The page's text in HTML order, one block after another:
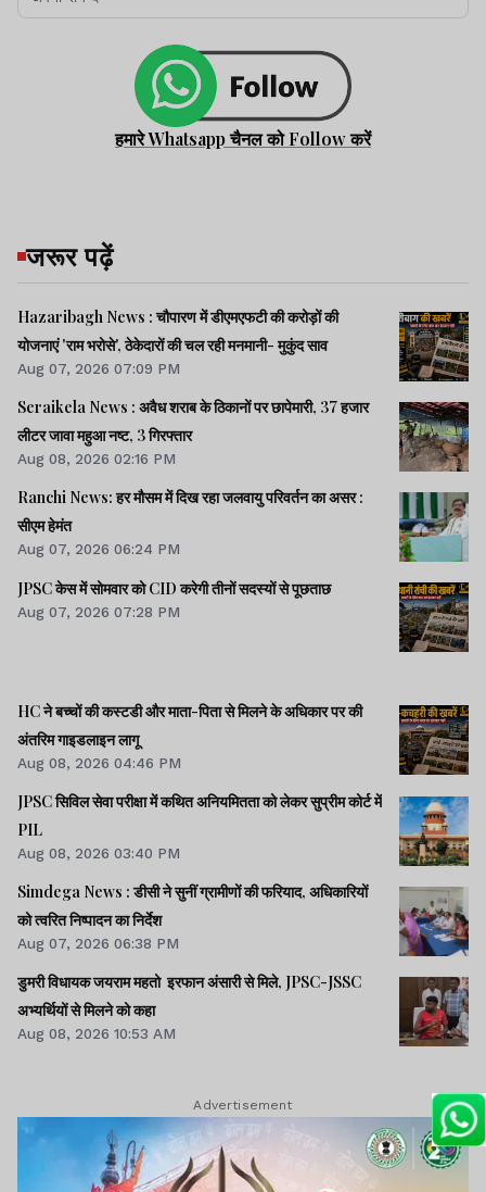
हमारे Whatsapp चैनल को Follow करें
जरूर पढ़ें
Hazaribagh News : चौपारण में डीएमएफटी की करोड़ों की
योजनाएं 'राम भरोसे', ठेकेदारों की चल रही मनमानी- मुकुंद साव
Aug 07, 2026 07:09 PM
Seraikela News : अवैध शराब के ठिकानों पर छापेमारी, 37 हजार
लीटर जावा महुआ नष्ट, 3 गिरफ्तार
Aug 08, 2026 02:16 PM
Ranchi News: हर मौसम में दिख रहा जलवायु परिवर्तन का असर :
सीएम हेमंत
Aug 07, 2026 06:24 PM
JPSC केस में सोमवार को CID करेगी तीनों सदस्यों से पूछताछ
Aug 07, 2026 07:28 PM
HC ने बच्चों की कस्टडी और माता-पिता से मिलने के अधिकार पर की
अंतरिम गाइडलाइन लागू
Aug 08, 2026 04:46 PM
JPSC सिविल सेवा परीक्षा में कथित अनियमितता को लेकर सुप्रीम कोर्ट में
PIL
Aug 08, 2026 03:40 PM
Simdega News : डीसी ने सुनीं ग्रामीणों की फरियाद, अधिकारियों
को त्वरित निष्पादन का निर्देश
Aug 07, 2026 06:38 PM
डुमरी विधायक जयराम महतो इरफान अंसारी से मिले, JPSC-JSSC
अभ्यर्थियों से मिलने को कहा
Aug 08, 2026 10:53 AM
Advertisement